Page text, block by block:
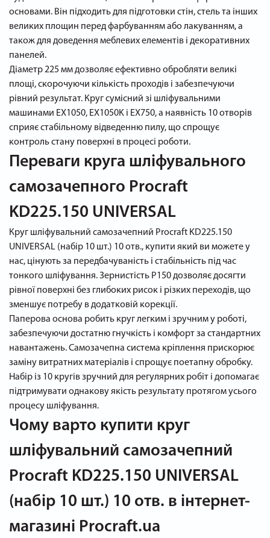
основами. Він підходить для підготовки стін, стель та інших
великих площин перед фарбуванням або лакуванням, а
також для доведення меблевих елементів і декоративних
панелей.
Діаметр 225 мм дозволяє ефективно обробляти великі
площі, скорочуючи кількість проходів і забезпечуючи
рівний результат. Круг сумісний зі шліфувальними
машинами EX1050, EX1050K і EX750, а наявність 10 отворів
сприяє стабільному відведенню пилу, що спрощує
контроль стану поверхні в процесі роботи.
Переваги круга шліфувального
самозачепного Procraft
KD225.150 UNIVERSAL
Круг шліфувальний самозачепний Procraft KD225.150
UNIVERSAL (набір 10 шт.) 10 отв., купити який ви можете у
нас, цінують за передбачуваність і стабільність під час
тонкого шліфування. Зернистість P150 дозволяє досягти
рівної поверхні без глибоких рисок і різких переходів, що
зменшує потребу в додатковій корекції.
Паперова основа робить круг легким і зручним у роботі,
забезпечуючи достатню гнучкість і комфорт за стандартних
навантажень. Самозачепна система кріплення прискорює
заміну витратних матеріалів і спрощує поетапну обробку.
Набір із 10 кругів зручний для регулярних робіт і допомагає
підтримувати однакову якість результату протягом усього
процесу шліфування.
Чому варто купити круг
шліфувальний самозачепний
Procraft KD225.150 UNIVERSAL
(набір 10 шт.) 10 отв. в інтернет-
магазині Procraft.ua